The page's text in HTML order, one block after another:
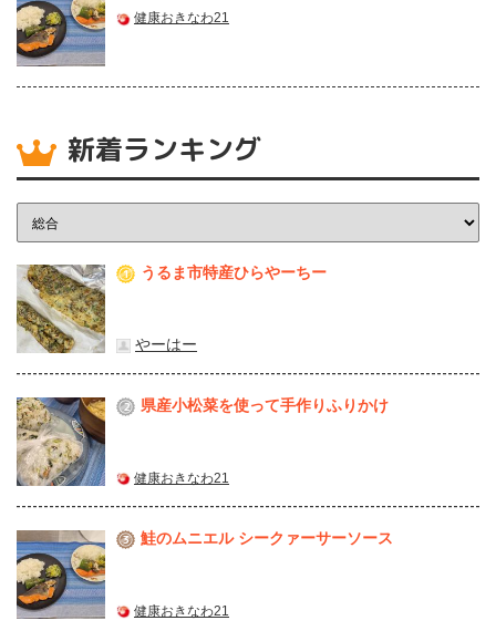
健康おきなわ21
新着ランキング
1 うるま市特産ひらやーちー
やーはー
2 県産⼩松菜を使って⼿作りふりかけ
健康おきなわ21
3 鮭のムニエル シークァーサーソース
健康おきなわ21